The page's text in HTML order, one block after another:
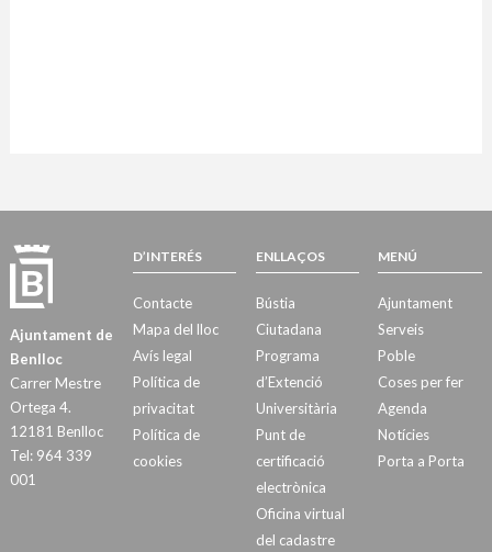
Ajuntament de
Benlloc
Carrer Mestre
Ortega 4.
12181 Benlloc
Tel: 964 339
001
D’INTERÉS
Contacte
Mapa del lloc
Avís legal
Política de
privacitat
Política de
cookies
ENLLAÇOS
Bústia
Ciutadana
Programa
d’Extenció
Universitària
Punt de
certificació
electrònica
Oficina virtual
del cadastre
MENÚ
Ajuntament
Serveis
Poble
Coses per fer
Agenda
Notícies
Porta a Porta